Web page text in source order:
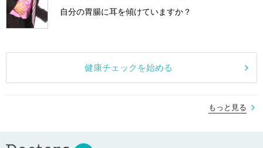
自分の胃腸に耳を傾けていますか？
健康チェックを始める
もっと見る